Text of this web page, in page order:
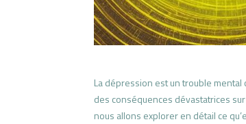
La dépression est un trouble
des conséquences dévastatrices
nous allons explorer en détail ce